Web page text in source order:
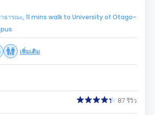
าธารณะ, 11 mins walk to University of Otago-
เพิ่มเติม
87 รีวิว